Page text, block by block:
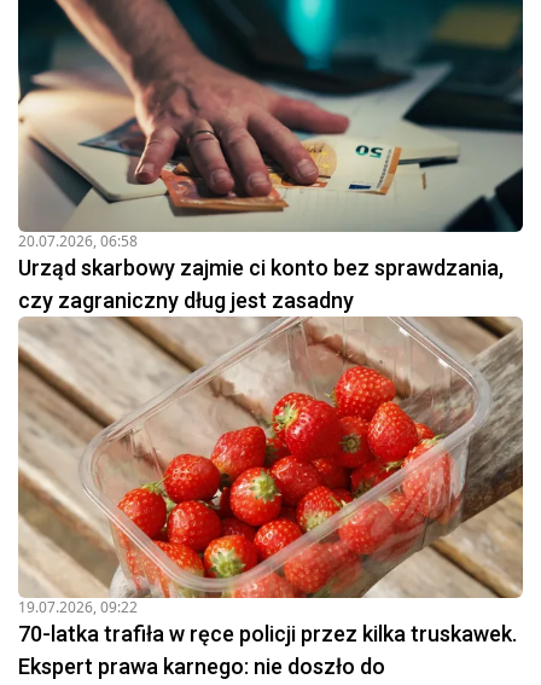
20.07.2026, 06:58
Urząd skarbowy zajmie ci konto bez sprawdzania,
czy zagraniczny dług jest zasadny
19.07.2026, 09:22
70-latka trafiła w ręce policji przez kilka truskawek.
Ekspert prawa karnego: nie doszło do